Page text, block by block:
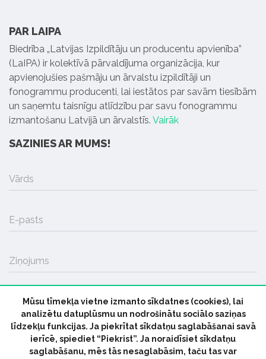
PAR LAIPA
Biedrība „Latvijas Izpildītāju un producentu apvienība”
(LaIPA) ir kolektīvā pārvaldījuma organizācija, kur
apvienojušies pašmāju un ārvalstu izpildītāji un
fonogrammu producenti, lai iestātos par savām tiesībām
un saņemtu taisnīgu atlīdzību par savu fonogrammu
izmantošanu Latvijā un ārvalstīs. Vairāk
SAZINIES AR MUMS!
Vārds
E-pasts
Ziņojums
SŪTĪT
Mūsu tīmekļa vietne izmanto sīkdatnes (cookies), lai
analizētu datuplūsmu un nodrošinātu sociālo saziņas
līdzekļu funkcijas. Ja piekrītat sīkdatņu saglabāšanai savā
ierīcē, spiediet “Piekrist”. Ja noraidīsiet sīkdatņu
saglabāšanu, mēs tās nesaglabāsim, taču tas var